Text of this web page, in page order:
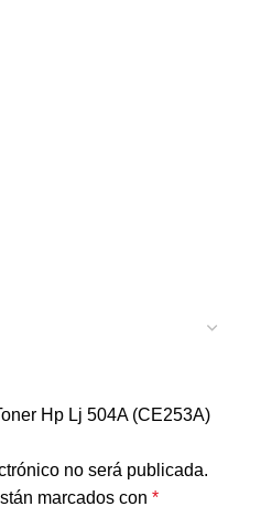
Hp Lj 504A (CE253A)
no será publicada.
marcados con *